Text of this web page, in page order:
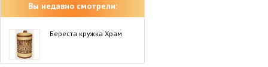
Вы недавно смотрели:
Береста кружка Храм